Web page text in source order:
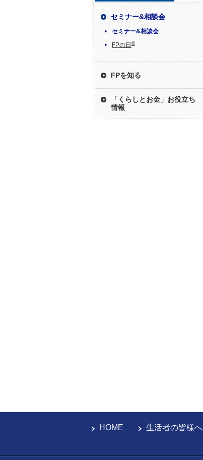
セミナー&相談会
セミナー&相談会
FPの日 ®
FPを知る
「くらしとお金」お役立ち
情報
HOME 生活者の皆様へ